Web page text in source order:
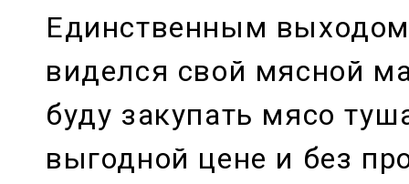
Единственным
виделся свой мясной
буду закупать мясо
выгодной цене и без